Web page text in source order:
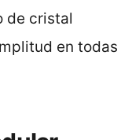
de cristal
en todas